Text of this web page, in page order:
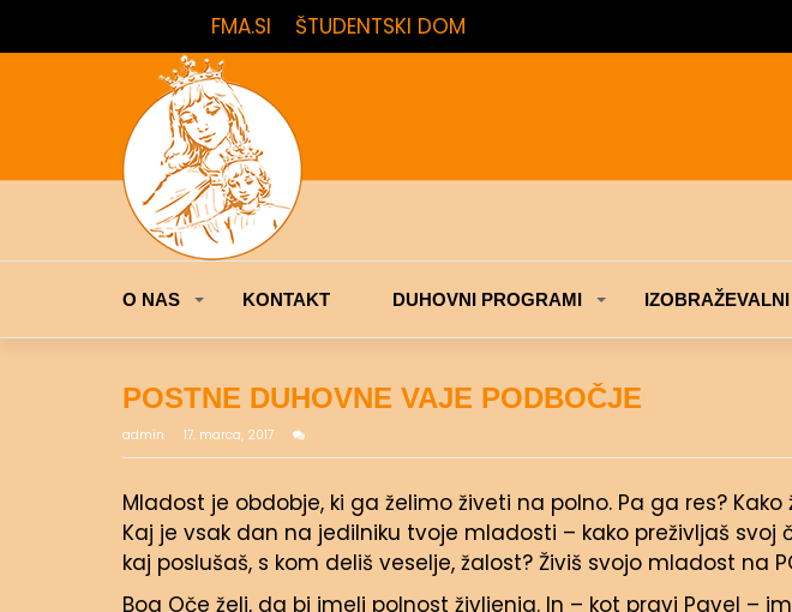
FMA.SI ŠTUDENTSKI DOM
O NAS KONTAKT DUHOVNI PROGRAMI
POSTNE DUHOVNE VAJE PODBOČJE
admin 17. marca, 2017
Mladost je obdobje, ki ga želimo živeti na polno. Pa ga res?
Kaj je vsak dan na jedilniku tvoje mladosti – kako preživljaš svoj
kaj poslušaš, s kom deliš veselje, žalost? Živiš svojo mladost na
Bog Oče želi, da bi imeli polnost življenja. In – kot pravi Pavel –